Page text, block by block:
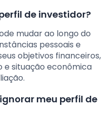
de investidor?
mudar ao longo do
pessoais e
objetivos financeiros,
situação econômica
meu perfil de